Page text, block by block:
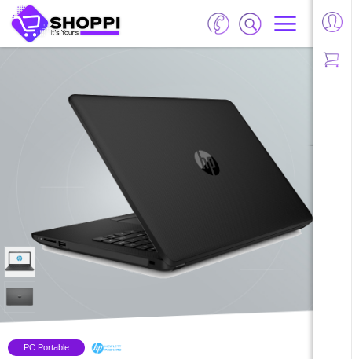
PC Portable